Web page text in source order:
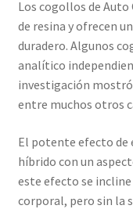
Los cogollos de Auto
de resina y ofrecen
duradero. Algunos
analítico
investigación mostró
entre muchos otros
El potente efecto de
híbrido con un
este efecto se
corporal, pero sin la